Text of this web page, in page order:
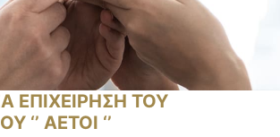
ΕΠΙΧΕΙΡΗΣΗ ΤΟΥ
‘’ ΑΕΤΟΙ ‘’